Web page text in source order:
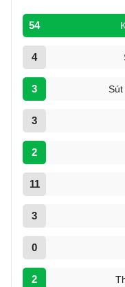
54
4
3
3
2
11
3
0
2